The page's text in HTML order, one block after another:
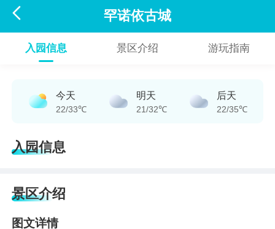
 罕诺依古城
入园信息 景区介绍 游玩指南
今天
22/33℃
明天
21/32℃
后天
22/35℃
入园信息
景区介绍
图文详情